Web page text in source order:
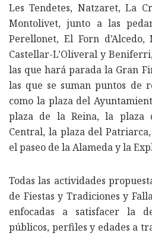
Les Tendetes, Natzaret, La
Montolivet, junto a las
Perellonet, El Forn d’Alcedo,
Castellar-L’Oliveral y
las que hará parada la Gran
las que se suman puntos de
como la plaza del
plaza de la Reina, la
Central, la plaza del
el paseo de la Alameda y la
Todas las actividades
de Fiestas y Tradiciones y
enfocadas a satisfacer la
públicos, perfiles y edades a